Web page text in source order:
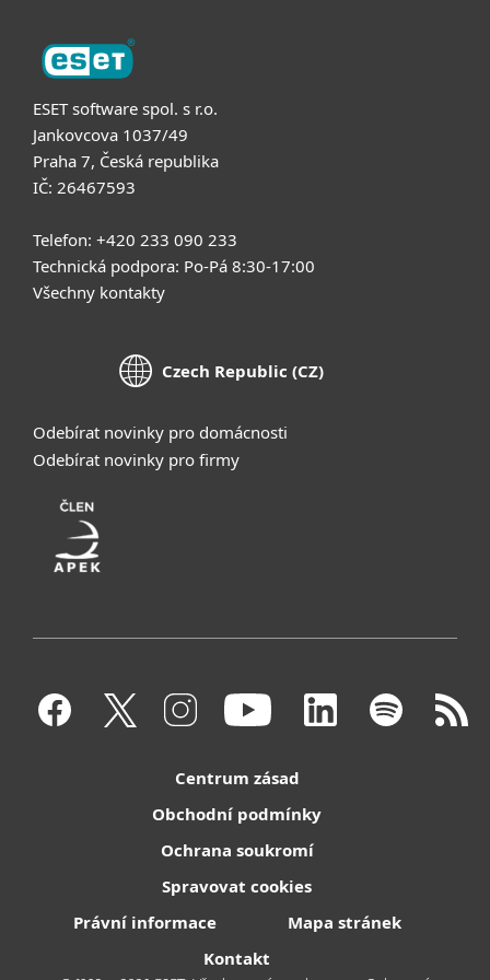
ESET software spol. s r.o.
Jankovcova 1037/49
Praha 7, Česká republika
IČ: 26467593
Telefon: +420 233 090 233
Technická podpora: Po-Pá 8:30-17:00
Všechny kontakty
Czech Republic (CZ)
Odebírat novinky pro domácnosti
Odebírat novinky pro firmy
Centrum zásad
Obchodní podmínky
Ochrana soukromí
Spravovat cookies
Právní informace
Mapa stránek
Kontakt